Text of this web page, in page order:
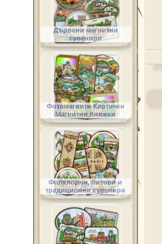
Дървени магнитни
сувенири
Фотомагнити Картички
Магнитни Книжки
Фолклорни, битови и
традиционни сувенири